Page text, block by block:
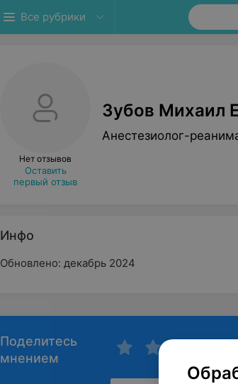
Все рубрики
Нет отзывов
Оставить
первый отзыв
Зубов Михаил
Анестезиолог-
Инфо
Обновлено: декабрь 2024
Поделитесь
мнением